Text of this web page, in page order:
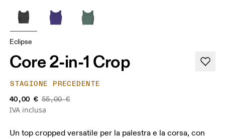
Eclipse
Core 2-in-1 Crop
STAGIONE PRECEDENTE
40,00 € 55,00 €
IVA inclusa
Un top cropped versatile per la palestra e la corsa, con